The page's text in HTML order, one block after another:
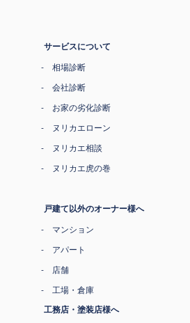
サービスについて
相場診断
会社診断
お家の劣化診断
ヌリカエローン
ヌリカエ相談
ヌリカエ虎の巻
戸建て以外のオーナー様へ
マンション
アパート
店舗
工場・倉庫
工務店・塗装店様へ